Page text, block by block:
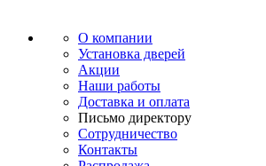
О компании
Установка дверей
Акции
Наши работы
Доставка и оплата
Письмо директору
Сотрудничество
Контакты